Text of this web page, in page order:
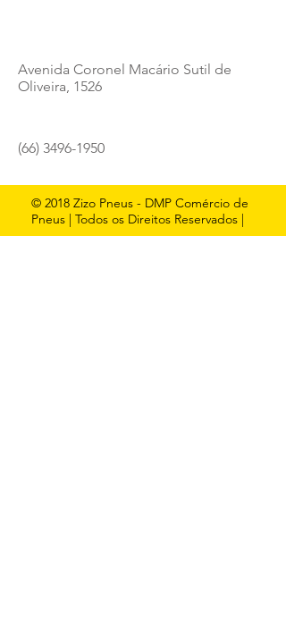
Avenida Coronel Macário Sutil de
Oliveira, 1526
(66) 3496-1950
© 2018 Zizo Pneus - DMP Comércio de
Pneus | Todos os Direitos Reservados |